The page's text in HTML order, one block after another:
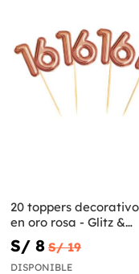
20 toppers
en oro rosa - Glitz &
Glamour Pink & Rose
S/ 8 S/ 19
DISPONIBLE